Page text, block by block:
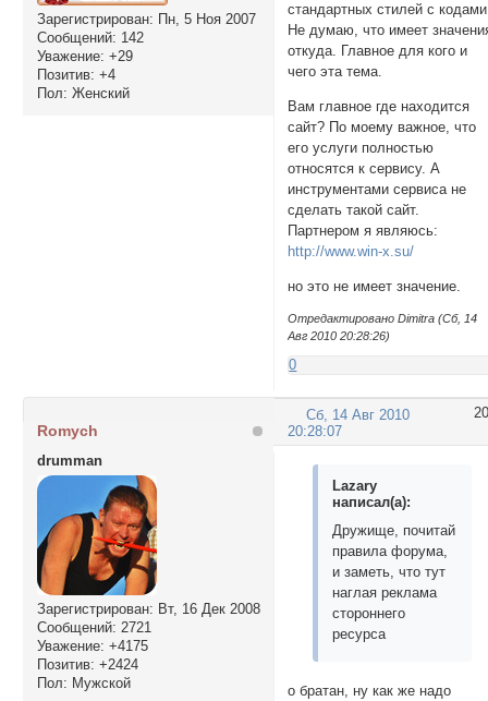
Зарегистрирован: Пн, 5 Ноя 2007
Сообщений: 142
Уважение: +29
Позитив: +4
Пол: Женский
стандартных стилей с
Не думаю, что имеет
откуда. Главное для кого и
чего эта тема.
Вам главное где находится
сайт? По моему важное, что
его услуги полностью
относятся к сервису. А
инструментами сервиса не
сделать такой сайт.
Партнером я являюсь:
http://www.win-x.su/
но это не имеет значение.
Отредактировано Dimitra (Сб, 14
Авг 2010 20:28:26)
0
20
Сб, 14 Авг 2010
20:28:07
Romych
drumman
Зарегистрирован: Вт, 16 Дек 2008
Сообщений: 2721
Уважение: +4175
Позитив: +2424
Пол: Мужской
Lazary
написал(а):
Дружище, почитай
правила форума,
и заметь, что тут
наглая реклама
стороннего
ресурса
о братан, ну как же надо